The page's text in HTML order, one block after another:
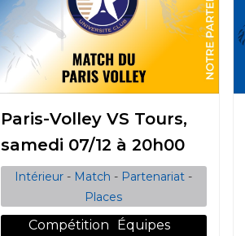
Paris-Volley VS Tours,
samedi 07/12 à 20h00
Intérieur - Match - Partenariat -
Places
Compétition
Équipes